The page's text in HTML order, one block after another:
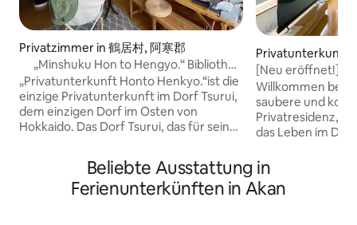
Privatzimmer in 鶴居村, 阿寒郡
„Minshuku Hon to Hengyo.“ Bibliothek
& Verlag, in denen man übernachten
kann
„Privatunterkunft Honto Henkyo.“ist die
einzige Privatunterkunft im Dorf Tsurui,
dem einzigen Dorf im Osten von
Hokkaido. Das Dorf Tsurui, das für seine
Schneegänse berühmt ist, wird im
Winter von Touristen aus der ganzen
Welt besucht. Natürlich ist der Ort
Privatunterkunft
[Neu eröffnet!]
im Tsurui Village,
Tancho.Gute
und die heißen
Willkommen bei
saubere und
Privatresidenz, in
das Leben im
Herzen des
Lage als
Beliebte Ausstattung in
Ferienunterkünften in Akan